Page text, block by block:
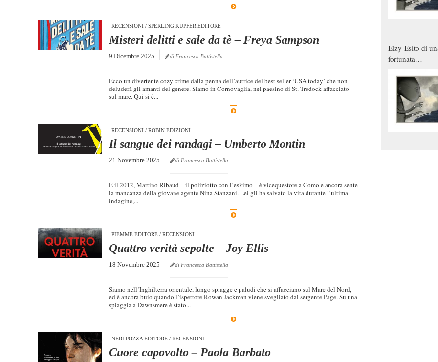
RECENSIONI / SPERLING KUPFER EDITORE
Misteri delitti e sale da tè – Freya Sampson
9 Dicembre 2025 di Francesca Battistella
Ecco un divertente cozy crime dalla penna dell’autrice del best seller ‘USA today’ che non
deluderà gli amanti del genere. Siamo in Cornovaglia, nel paesino di St. Tredock affacciato
sul mare. Qui si è...
RECENSIONI / ROBIN EDIZIONI
Il sangue dei randagi – Umberto Montin
21 Novembre 2025 di Francesca Battistella
È il 2012, Martino Ribaud – il poliziotto con l’eskimo – è vicequestore a Como e ancora sente
la mancanza della giovane agente Nina Stanzani. Lei gli ha salvato la vita durante l’ultima
indagine,...
PIEMME EDITORE / RECENSIONI
Quattro verità sepolte – Joy Ellis
18 Novembre 2025 di Francesca Battistella
Siamo nell’Inghilterra orientale, lungo spiagge e paludi che si affacciano sul Mare del Nord,
ed è ancora buio quando l’ispettore Rowan Jackman viene svegliato dal sergente Page. Su una
spiaggia a Dawnsmere è stato...
NERI POZZA EDITORE / RECENSIONI
Cuore capovolto – Paola Barbato
Elzy-Esito di
fortunata